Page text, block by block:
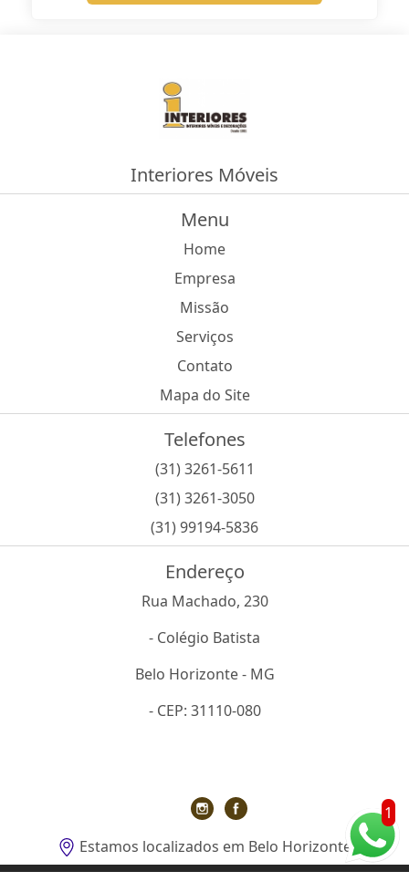
Interiores Móveis
Menu
Home
Empresa
Missão
Serviços
Contato
Mapa do Site
Telefones
(31) 3261-5611
(31) 3261-3050
(31) 99194-5836
Endereço
Rua Machado, 230
- Colégio Batista
Belo Horizonte - MG
- CEP: 31110-080
Estamos localizados em Belo Horizonte
1